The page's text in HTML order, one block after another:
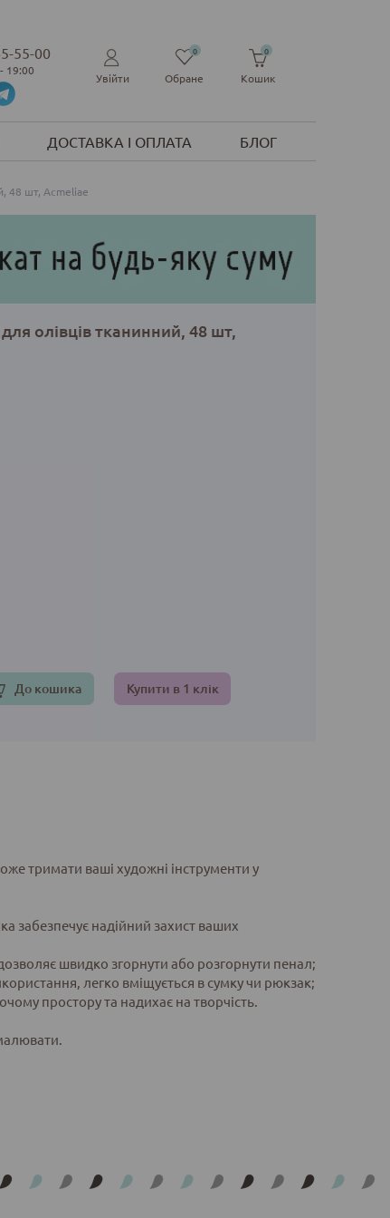
55-00
19:00
Увійти Обране
0
Кошик
0
ДОСТАВКА І ОПЛАТА БЛОГ
48 шт, Acmeliae
олівців тканинний, 48 шт,
До кошика Купити в 1 клік
тримати ваші художні інструменти у
забезпечує надійний захист ваших
дозволяє швидко згорнути або розгорнути пенал;
легко вміщується в сумку чи рюкзак;
простору та надихає на творчість.